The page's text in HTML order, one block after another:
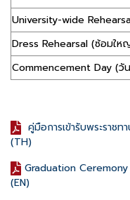
University-wide
Dress Rehearsal (ซ้อมให
Commencement Day (วั
คู่มือการเข้ารับพระราช
(TH)
Graduation
(EN)